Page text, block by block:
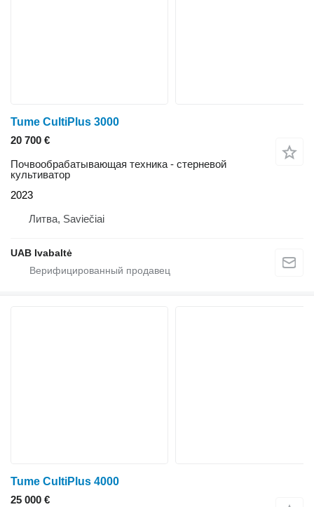
Tume CultiPlus 3000
20 700 €
Почвообрабатывающая техника - стерневой
культиватор
2023
Литва, Saviečiai
UAB Ivabaltė
Tume CultiPlus 4000
25 000 €